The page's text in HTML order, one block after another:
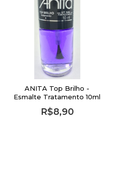
ANITA Top Brilho -
Esmalte Tratamento 10ml
R$8,90